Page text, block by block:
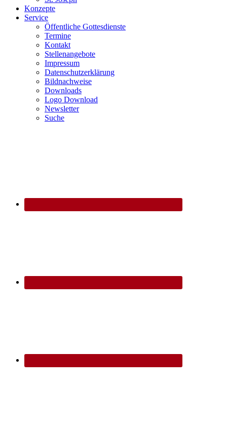
Konzepte
Service
Öffentliche Gottesdienste
Termine
Kontakt
Stellenangebote
Impressum
Datenschutzerklärung
Bildnachweise
Downloads
Logo Download
Newsletter
Suche